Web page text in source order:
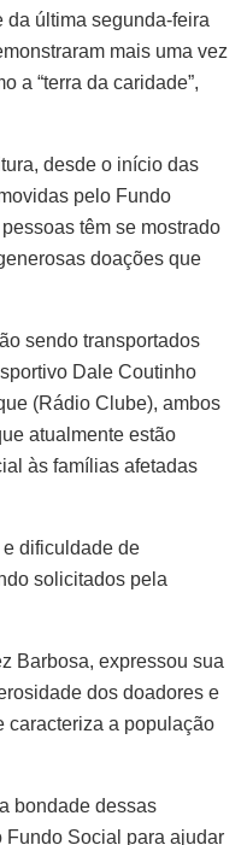
da última segunda-feira
mais uma vez
a “terra da caridade”,
desde o início das
pelo Fundo
têm se mostrado
doações que
sendo transportados
Dale Coutinho
(Rádio Clube), ambos
atualmente estão
às famílias afetadas
dificuldade de
solicitados pela
Barbosa, expressou sua
dos doadores e
caracteriza a população
bondade dessas
Fundo Social para ajudar